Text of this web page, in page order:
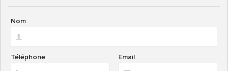
Nom
Email
Téléphone